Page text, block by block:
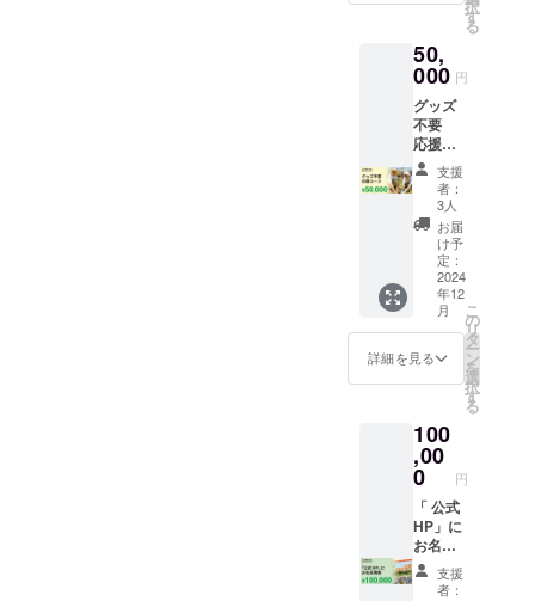
りま
す。／
受領書
の発送
日：
2024年
9月頃を
予定し
ていま
す。お
届けま
でお時
間をい
ただき
ますが
了承願
いま
写真は
イメー
ジで
す。色
味など
実際の
ものと
異なる
場合が
ござい
め、今
COP26
市グラ
スゴー
他世界
で実践
されて
いま
す。
#miyaw
akifore
st 、
#tinyfor
est など
シュタ
グは
などの
世界で
話題に
なって
いま
す。 ️書
籍『九
千年の
森をつ
2024年
9月頃を
予定し
ていま
す。お
届けま
でお時
間をい
ただき
ますが
予めご
了承願
いま
す。 ※
こちら
のリ
ターン
コース
【3千
円】」
と同じ
内容に
なりま
す。
垢、無
木材を
活用し
製作し
ている
ため、
木の色
や木
目、多
少の反
り・
節・ヤ
ニは個
性と捉
えて頂
ければ
幸いで
す。 ️感
イズ
W257×
H182m
m）、
ホル
ダー
（国産
ヒノキ
の間伐
択
す
る
50,
000 円
グッズ
不要
応援
コース
【5万
円】 ️お
礼の
メール ️
年次報
告書送
（メー
ル）※1 ️
寄付受
領書
※2 ※1）
12月末
までに
メール
で差し
上げま
す。
※2）寄
付の受
領日：
支援
者：
3人
お届
け予
定：
2024
年12
月
詳細を見る
こ
の
リ
タ
ー
ン
を
選
択
す
る
100
,00
0 円
「 公式
HP」に
お名前
掲載 ️公
式HPの
支援
者：